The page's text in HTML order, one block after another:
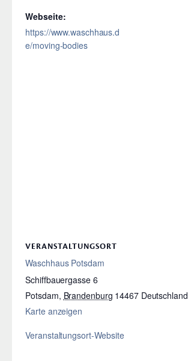
Webseite:
https://www.waschhaus.d
e/moving-bodies
VERANSTALTUNGSORT
Waschhaus Potsdam
Schiffbauergasse 6
Potsdam, Brandenburg 14467 Deutschland
Karte anzeigen
Veranstaltungsort-Website